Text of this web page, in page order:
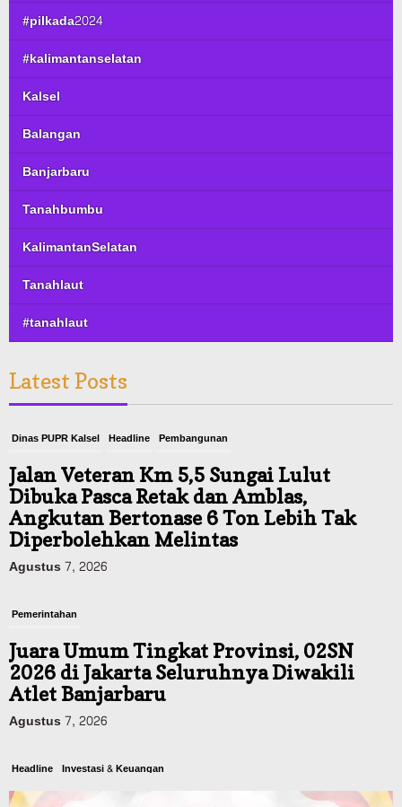
#pilkada2024
#kalimantanselatan
Kalsel
Balangan
Banjarbaru
Tanahbumbu
KalimantanSelatan
Tanahlaut
#tanahlaut
Latest Posts
Dinas PUPR Kalsel Headline Pembangunan
Jalan Veteran Km 5,5 Sungai Lulut
Dibuka Pasca Retak dan Amblas,
Angkutan Bertonase 6 Ton Lebih Tak
Diperbolehkan Melintas
Agustus 7, 2026
Pemerintahan
Juara Umum Tingkat Provinsi, 02SN
2026 di Jakarta Seluruhnya Diwakili
Atlet Banjarbaru
Agustus 7, 2026
Headline Investasi & Keuangan